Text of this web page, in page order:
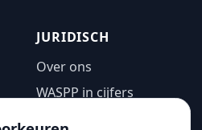
JURIDISCH
Over ons
WASPP in cijfers